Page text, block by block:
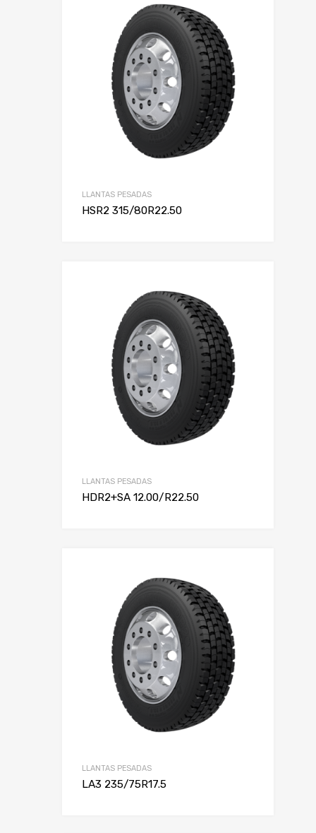
LLANTAS PESADAS
HSR2 315/80R22.50
LLANTAS PESADAS
HDR2+SA 12.00/R22.50
LLANTAS PESADAS
LA3 235/75R17.5